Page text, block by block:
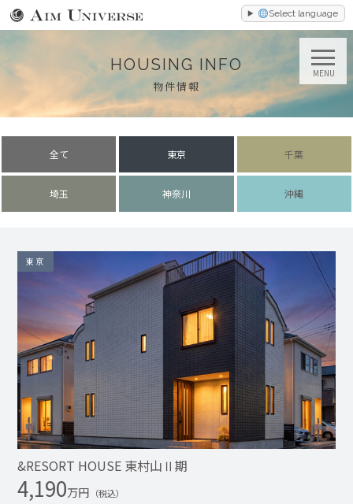
Select language
MENU
HOUSING INFO
物件情報
全て 東京 千葉
埼玉 神奈川 沖縄
東京
&RESORT HOUSE 東村山Ⅱ期
4,190万円 （税込）